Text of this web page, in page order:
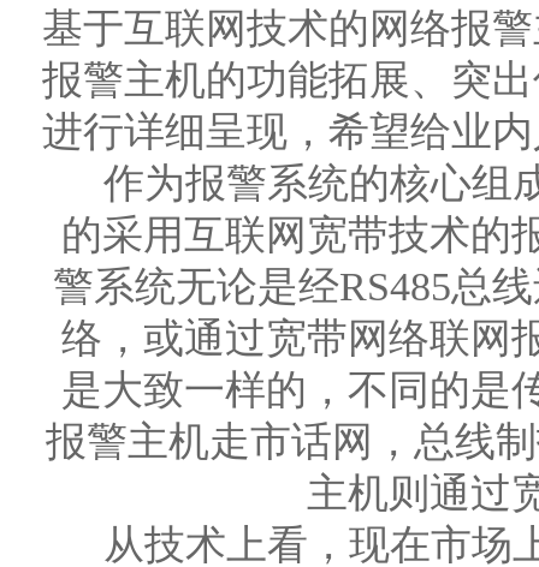
基于互联网技术的网络报
报警主机的功能拓展、突
进行详细呈现，希望给业
作为报警系统的核心组
的采用互联网宽带技术的
警系统无论是经RS485总
络，或通过宽带网络联网
是大致一样的，不同的是
报警主机走市话网，总线
主机则通过
从技术上看，现在市场